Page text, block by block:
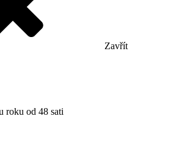
Zavřít
roku od 48 sati